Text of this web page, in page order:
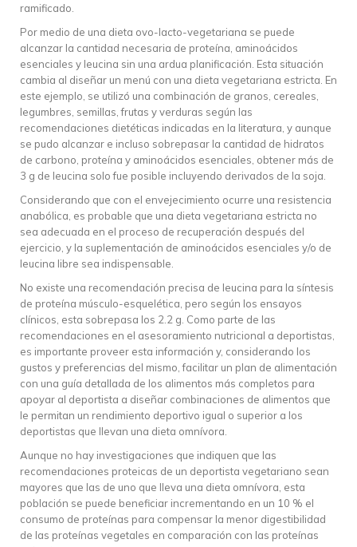
ramificado.
Por medio de una dieta ovo-lacto-vegetariana se puede
alcanzar la cantidad necesaria de proteína, aminoácidos
esenciales y leucina sin una ardua planificación. Esta situación
cambia al diseñar un menú con una dieta vegetariana estricta. En
este ejemplo, se utilizó una combinación de granos, cereales,
legumbres, semillas, frutas y verduras según las
recomendaciones dietéticas indicadas en la literatura, y aunque
se pudo alcanzar e incluso sobrepasar la cantidad de hidratos
de carbono, proteína y aminoácidos esenciales, obtener más de
3 g de leucina solo fue posible incluyendo derivados de la soja.
Considerando que con el envejecimiento ocurre una resistencia
anabólica, es probable que una dieta vegetariana estricta no
sea adecuada en el proceso de recuperación después del
ejercicio, y la suplementación de aminoácidos esenciales y/o de
leucina libre sea indispensable.
No existe una recomendación precisa de leucina para la síntesis
de proteína músculo-esquelética, pero según los ensayos
clínicos, esta sobrepasa los 2.2 g. Como parte de las
recomendaciones en el asesoramiento nutricional a deportistas,
es importante proveer esta información y, considerando los
gustos y preferencias del mismo, facilitar un plan de alimentación
con una guía detallada de los alimentos más completos para
apoyar al deportista a diseñar combinaciones de alimentos que
le permitan un rendimiento deportivo igual o superior a los
deportistas que llevan una dieta omnívora.
Aunque no hay investigaciones que indiquen que las
recomendaciones proteicas de un deportista vegetariano sean
mayores que las de uno que lleva una dieta omnívora, esta
población se puede beneficiar incrementando en un 10 % el
consumo de proteínas para compensar la menor digestibilidad
de las proteínas vegetales en comparación con las proteínas